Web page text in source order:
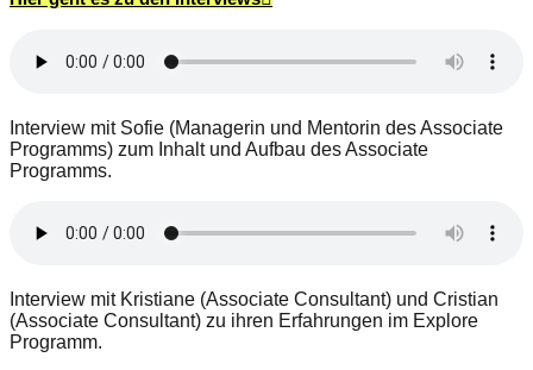
Interview mit Sofie (Managerin und Mentorin des Associate
Programms) zum Inhalt und Aufbau des Associate
Programms.
Interview mit Kristiane (Associate Consultant) und Cristian
(Associate Consultant) zu ihren Erfahrungen im Explore
Programm.